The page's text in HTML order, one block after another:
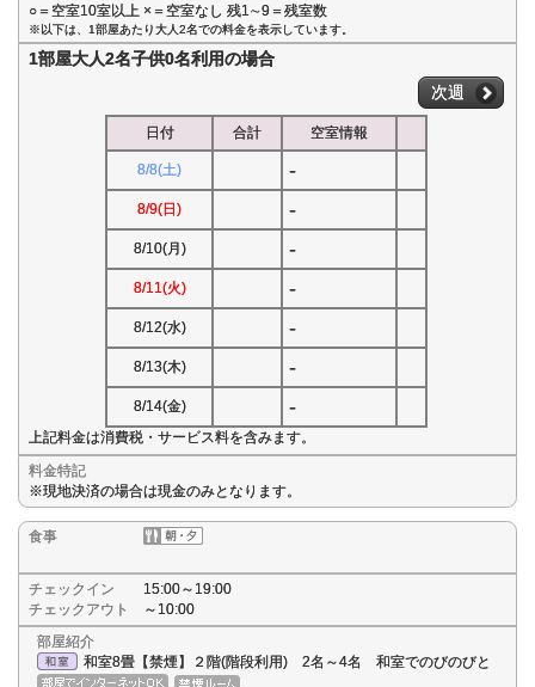
○＝空室10室以上 ×＝空室なし 残1∼9＝残室数
※以下は、1部屋あたり大人2名での料金を表示しています。
1部屋大人2名子供0名利用の場合
次週
日付 合計 空室情報
8/8(土) -
8/9(日) -
8/10(月) -
8/11(火) -
8/12(水) -
8/13(木) -
8/14(金) -
上記料金は消費税・サービス料を含みます。
料金特記
※現地決済の場合は現金のみとなります。
食事
チェックイン
15:00～19:00
チェックアウト
～10:00
部屋紹介
和室8畳【禁煙】２階(階段利用) 2名～4名 和室でのびのびと